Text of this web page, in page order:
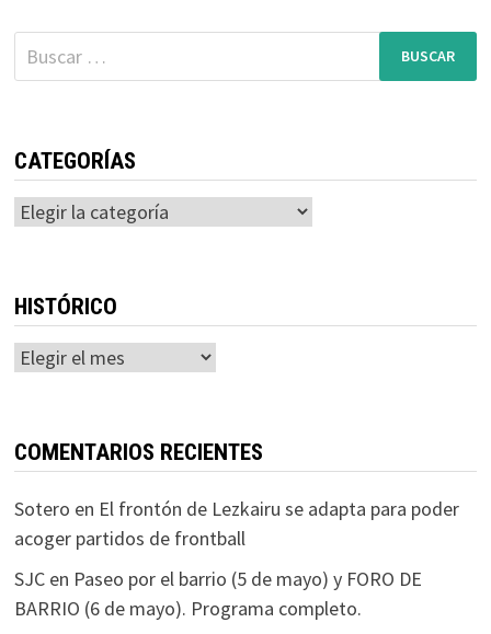
Buscar:
CATEGORÍAS
Categorías
HISTÓRICO
Histórico
COMENTARIOS RECIENTES
Sotero en El frontón de Lezkairu se adapta para poder
acoger partidos de frontball
SJCen Paseo por el barrio (5 de mayo) y FORO DE
BARRIO (6 de mayo). Programa completo.